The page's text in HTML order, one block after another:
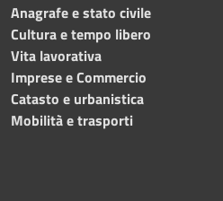
Anagrafe e stato civile
Cultura e tempo libero
Vita lavorativa
Imprese e Commercio
Catasto e urbanistica
Mobilità e trasporti